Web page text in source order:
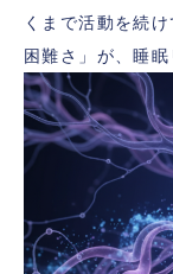
くまで活動を続
困難さ」が、睡